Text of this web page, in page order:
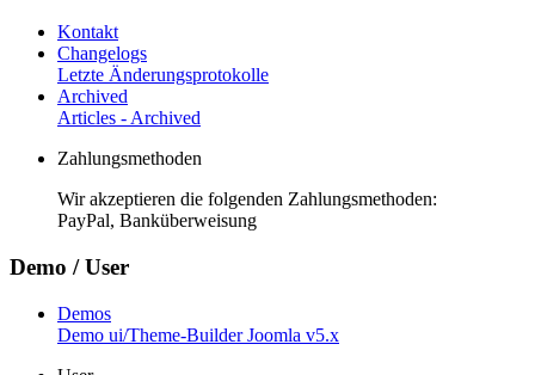
Kontakt
Changelogs
Letzte Änderungsprotokolle
Archived
Articles - Archived
Zahlungsmethoden
Wir akzeptieren die folgenden Zahlungsmethoden:
PayPal, Banküberweisung
Demo / User
Demos
Demo ui/Theme-Builder Joomla v5.x